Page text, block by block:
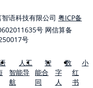
语科技有限公司 粤ICP备
号 网信算备
号
人工
智能导
航
智
能合
同
数
字
人
小
红
书